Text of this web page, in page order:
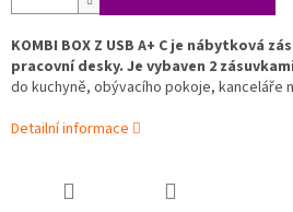
KOMBI BOX Z USB A+ C je nábytková
pracovní desky. Je vybaven 2
do kuchyně, obývacího pokoje, kanceláře
Detailní informace